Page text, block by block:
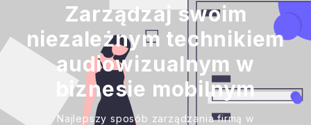
Zarządzaj swoim
niezależnym technikiem
audiowizualnym w
biznesie mobilnym
Najlepszy sposób zarządzania firmą w